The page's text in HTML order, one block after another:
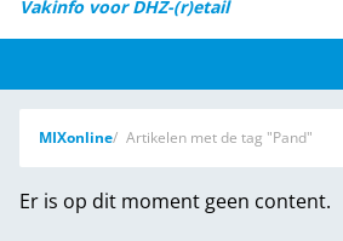
Vakinfo voor DHZ-(r)etail
DHZ Sessie
Marktcijfers
Word abonnee
MIXonline Artikelen met de tag "Pand"
Er is op dit moment geen content.